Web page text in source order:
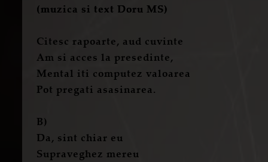
(muzica si text Doru MS)
Citesc rapoarte, aud cuvinte
Am si acces la presedinte,
Mental iti computez valoarea
Pot pregati asasinarea.
B)
Da, sint chiar eu
Supraveghez mereu